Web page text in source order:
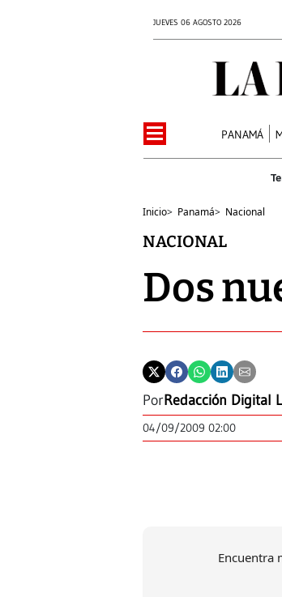
JUEVES 06 AGOSTO 2026
PANAMÁ
Inicio> Panamá> Nacional
NACIONAL
Dos
PorRedacción Digital
04/09/2009 02:00
Encuentra